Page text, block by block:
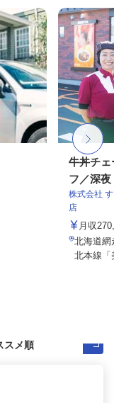
牛丼チェ
フ／深夜
株式会社
店
月収
北海道網
北本線「